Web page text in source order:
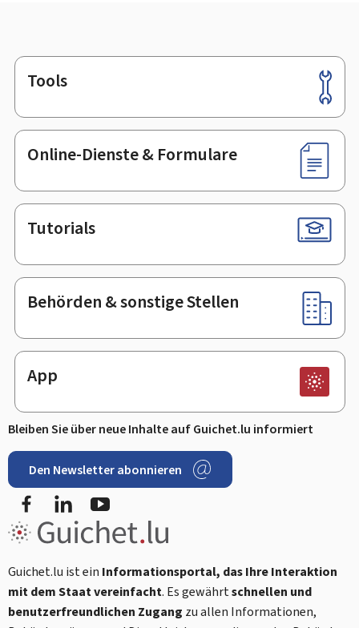
Footer
Tools
Online-Dienste & Formulare
Tutorials
Behörden & sonstige Stellen
App
Bleiben Sie über neue Inhalte auf Guichet.lu informiert
Den Newsletter abonnieren
FacebookLinkedIn
Guichet.lu ist ein Informationsportal, das Ihre Interaktion
mit dem Staat vereinfacht. Es gewährtschnellen und
benutzerfreundlichen Zugang zu allen Informationen,